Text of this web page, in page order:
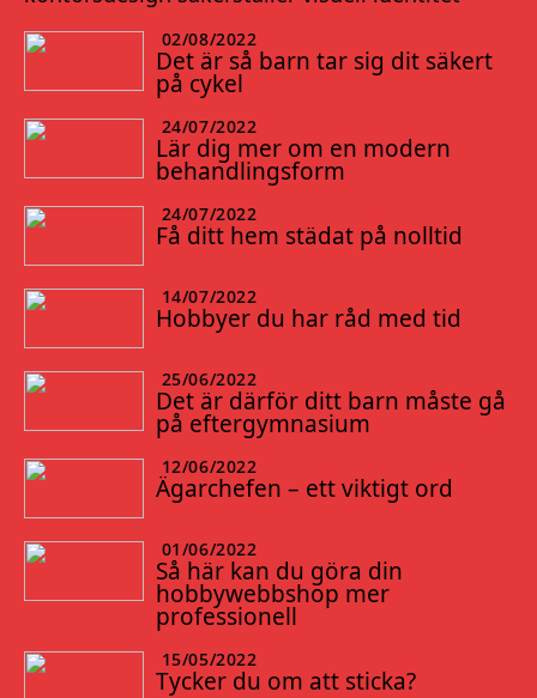
02/08/2022
Det är så barn tar sig dit säkert
på cykel
24/07/2022
Lär dig mer om en modern
behandlingsform
24/07/2022
Få ditt hem städat på nolltid
14/07/2022
Hobbyer du har råd med tid
25/06/2022
Det är därför ditt barn måste gå
på eftergymnasium
12/06/2022
Ägarchefen – ett viktigt ord
01/06/2022
Så här kan du göra din
hobbywebbshop mer
professionell
15/05/2022
Tycker du om att sticka?